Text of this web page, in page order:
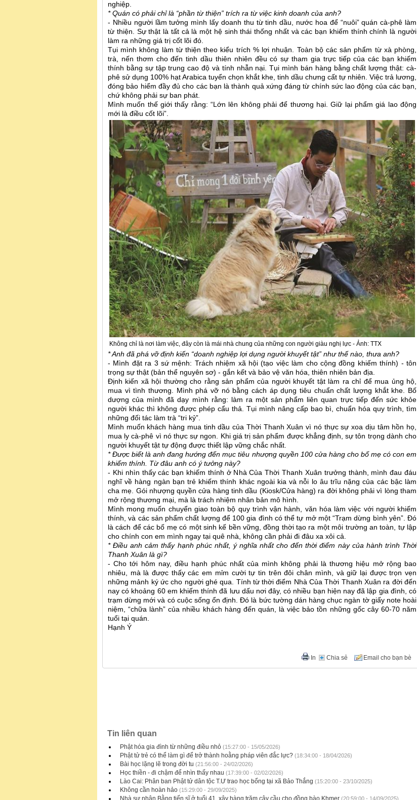
nghiệp.
* Quán có phải chỉ là “phần từ thiện” trích ra từ việc kinh doanh của anh?
- Nhiều người lầm tưởng mình lấy doanh thu từ tinh dầu, nước hoa để “nuôi” quán cà-phê làm
từ thiện. Sự thật là tất cả là một hệ sinh thái thống nhất và các bạn khiếm thính chính là người
làm ra những giá trị cốt lõi đó.
Tụi mình không làm từ thiện theo kiểu trích % lợi nhuận. Toàn bộ các sản phẩm từ xà phòng,
trà, nến thơm cho đến tinh dầu thiên nhiên đều có sự tham gia trực tiếp của các bạn khiếm
thính bằng sự tập trung cao độ và tính nhẫn nại. Tụi mình bán hàng bằng chất lượng thật: cà-
phê sử dụng 100% hạt Arabica tuyển chọn khắt khe, tinh dầu chưng cất tự nhiên. Việc trả lương,
đóng bảo hiểm đầy đủ cho các bạn là thành quả xứng đáng từ chính sức lao động của các bạn,
chứ không phải sự ban phát.
Mình muốn thế giới thấy rằng: “Lớn lên không phải để thương hại. Giữ lại phẩm giá lao động
mới là điều cốt lõi”.
Không chỉ là nơi làm việc, đây còn là mái nhà chung của những con người giàu nghị lực - Ảnh: TTX
* Anh đã phá vỡ định kiến “doanh nghiệp lợi dụng người khuyết tật” như thế nào, thưa anh?
- Mình đặt ra 3 sứ mệnh: Trách nhiệm xã hội (tạo việc làm cho cộng đồng khiếm thính) - tôn
trọng sự thật (bản thể nguyên sơ) - gắn kết và bảo vệ văn hóa, thiên nhiên bản địa.
Định kiến xã hội thường cho rằng sản phẩm của người khuyết tật làm ra chỉ để mua ủng hộ,
mua vì tình thương. Mình phá vỡ nó bằng cách áp dụng tiêu chuẩn chất lượng khắt khe. Bố
dượng của mình đã dạy mình rằng: làm ra một sản phẩm liên quan trực tiếp đến sức khỏe
người khác thì không được phép cẩu thả. Tụi mình nâng cấp bao bì, chuẩn hóa quy trình, tìm
những đối tác làm trà “tri kỷ”.
Mình muốn khách hàng mua tinh dầu của Thời Thanh Xuân vì nó thực sự xoa dịu tâm hồn họ,
mua ly cà-phê vì nó thực sự ngon. Khi giá trị sản phẩm được khẳng định, sự tôn trọng dành cho
người khuyết tật tự động được thiết lập vững chắc nhất.
* Được biết là anh đang hướng đến mục tiêu nhượng quyền 100 cửa hàng cho bố mẹ có con em
khiếm thính. Từ đâu anh có ý tưởng này?
- Khi nhìn thấy các bạn khiếm thính ở Nhà Của Thời Thanh Xuân trưởng thành, mình đau đáu
nghĩ về hàng ngàn bạn trẻ khiếm thính khác ngoài kia và nỗi lo âu trĩu nặng của các bậc làm
cha mẹ. Gói nhượng quyền cửa hàng tinh dầu (Kiosk/Cửa hàng) ra đời không phải vì lòng tham
mở rộng thương mại, mà là trách nhiệm nhân bản mô hình.
Mình mong muốn chuyển giao toàn bộ quy trình vận hành, văn hóa làm việc với người khiếm
thính, và các sản phẩm chất lượng để 100 gia đình có thể tự mở một “Trạm dừng bình yên”. Đó
là cách để các bố mẹ có một sinh kế bền vững, đồng thời tạo ra một môi trường an toàn, tự lập
cho chính con em mình ngay tại quê nhà, không cần phải đi đâu xa xôi cả.
* Điều anh cảm thấy hạnh phúc nhất, ý nghĩa nhất cho đến thời điểm này của hành trình Thời
Thanh Xuân là gì?
- Cho tới hôm nay, điều hạnh phúc nhất của mình không phải là thương hiệu mở rộng bao
nhiêu, mà là được thấy các em mỉm cười tự tin trên đôi chân mình, và giữ lại được trọn vẹn
những mảnh ký ức cho người ghé qua. Tính từ thời điểm Nhà Của Thời Thanh Xuân ra đời đến
nay có khoảng 60 em khiếm thính đã lưu dấu nơi đây, có nhiều bạn hiện nay đã lập gia đình, có
trạm dừng mới và có cuộc sống ổn định. Đó là bức tường dán hàng chục ngàn tờ giấy note hoài
niệm, “chữa lành” của nhiều khách hàng đến quán, là việc bảo tồn những gốc cây 60-70 năm
tuổi tại quán.
Hạnh Ý
Chia sẻ
In Email cho bạn bè
Tin liên quan
Phật hóa gia đình từ những điều nhỏ (15:27:00 - 15/05/2026)
Phật tử trẻ có thể làm gì để trở thành hoằng pháp viên đắc lực? (18:34:00 - 18/04/2026)
Bài học lặng lẽ trong đời tu (21:56:00 - 24/02/2026)
Học thiền - đi chậm để nhìn thấy nhau (17:39:00 - 02/02/2026)
Lào Cai: Phân ban Phật tử dân tộc T.Ư trao học bổng tại xã Bảo Thắng (15:20:00 - 23/10/2025)
Không cần hoàn hảo (15:29:00 - 29/09/2025)
(20:59:00 - 14/09/2025)